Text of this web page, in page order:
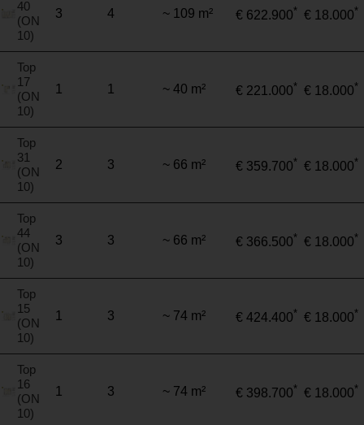
40
(ON
10)
3 4 ~ 109 m² € 622.900* € 18.000*
Top
17
(ON
10)
1 1 ~ 40 m² € 221.000* € 18.000*
Top
31
(ON
10)
2 3 ~ 66 m² € 359.700* € 18.000*
Top
44
(ON
10)
3 3 ~ 66 m² € 366.500* € 18.000*
Top
15
(ON
10)
1 3 ~ 74 m² € 424.400* € 18.000*
Top
16
(ON
10)
1 3 ~ 74 m² € 398.700* € 18.000*